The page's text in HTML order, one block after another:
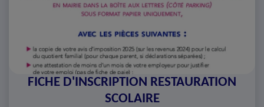
FICHE D'INSCRIPTION RESTAURATION
SCOLAIRE